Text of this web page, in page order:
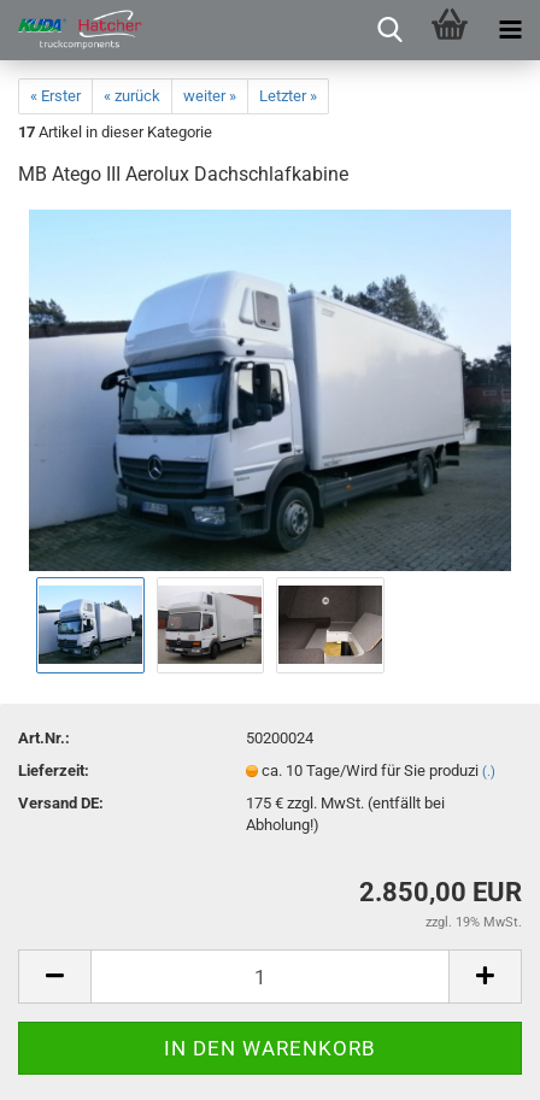
« Erster « zurück weiter »
Letzter »
17 Artikel in dieser Kategorie
MB Atego III Aerolux Dachschlafkabine
Art.Nr.:
50200024
Lieferzeit:
ca. 10 Tage/Wird für Sie produzi(.)
Versand DE:
175 € zzgl. MwSt. (entfällt bei
Abholung!)
2.850,00 EUR
zzgl. 19% MwSt.